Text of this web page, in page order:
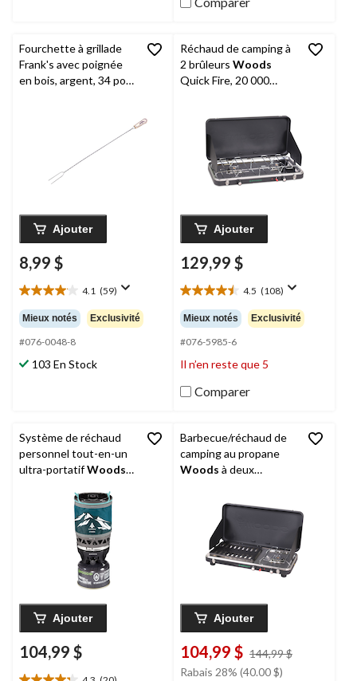
Fourchette à grillade
Frank's avec poignée
en bois, argent, 34 po,
Ajouter
8,99 $
4.1 (59)
4.1
étoile(s)
sur
5.
59
évaluations
Mieux notés Exclusivité
#076-0048-8
103 En Stock
Réchaud de camping à
2 brûleurs Woods
Quick Fire, 20 000
Ajouter
129,99 $
4.5 (108)
4.5
étoile(s)
sur
5.
108
évaluations
Mieux notés Exclusivité
#076-5985-6
Il n’en reste que 5
Comparer
Système de réchaud
personnel tout-en-un
ultra-portatifWoods
casserole de 1,1 L, 2
Ajouter
104,99 $
Barbecue/réchaud de
camping au propane
Woods à deux
Ajouter
104,99 $ 144,99 $
Rabais 28% (40.00 $)